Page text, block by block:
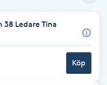
38 Ledare Tina
Köp